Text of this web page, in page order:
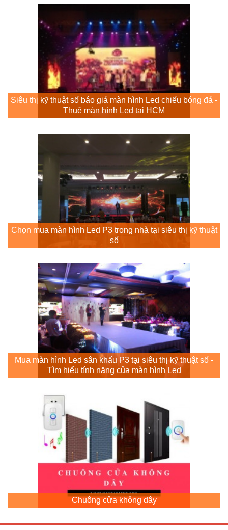
Siêu thị kỹ thuật số báo giá màn hình Led chiếu bóng đá -
Thuê màn hình Led tại HCM
Chọn mua màn hình Led P3 trong nhà tại siêu thị kỹ thuật
số
Mua màn hình Led sân khấu P3 tại siêu thị kỹ thuật số -
Tìm hiểu tính năng của màn hình Led
Chuông cửa không dây